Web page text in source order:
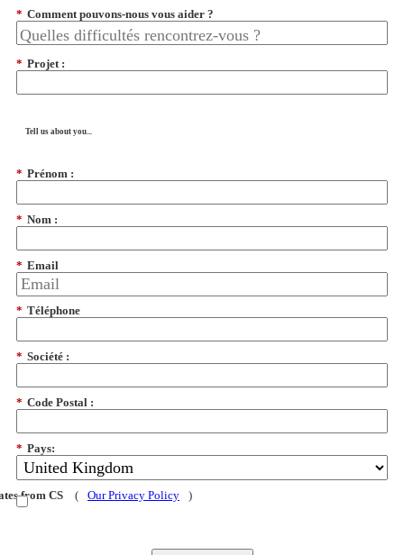
* Comment pouvons-nous vous aider ?
* Projet :
Tell us about you...
* Prénom :
* Nom :
* Email
* Téléphone
* Société :
* Code Postal :
* Pays:
from CS ( Our Privacy Policy )